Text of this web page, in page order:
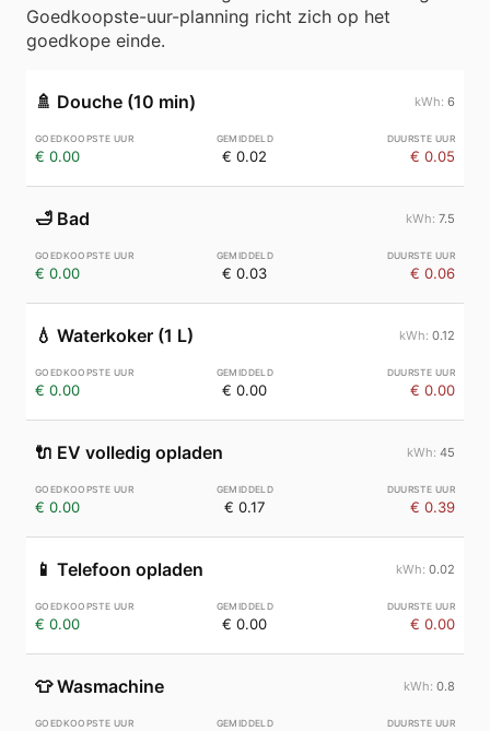
Goedkoopste-uur-planning richt zich op het
goedkope einde.
🚿 Douche (10 min) 6
€ 0.00 € 0.02 € 0.05
🛁 Bad 7.5
€ 0.00 € 0.03 € 0.06
💧 Waterkoker (1 L) 0.12
€ 0.00 € 0.00 € 0.00
🔌 EV volledig opladen 45
€ 0.00 € 0.17 € 0.39
📱 Telefoon opladen 0.02
€ 0.00 € 0.00 € 0.00
👕 Wasmachine 0.8